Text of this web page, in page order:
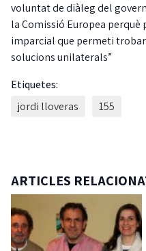
voluntat de diàleg del
la Comissió Europea
imparcial que permeti
solucions unilaterals”
Etiquetes:
jordi lloveras
155
ARTICLES